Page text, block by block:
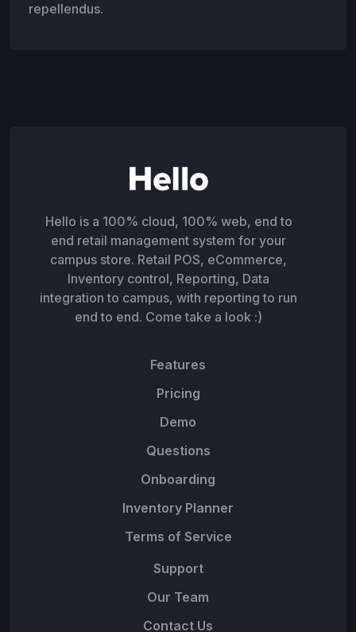
repellendus.
Hello is a 100% cloud, 100% web, end to
end retail management system for your
campus store. Retail POS, eCommerce,
Inventory control, Reporting, Data
integration to campus, with reporting to run
end to end. Come take a look :)
Features
Pricing
Demo
Questions
Onboarding
Inventory Planner
Terms of Service
Support
Our Team
Contact Us